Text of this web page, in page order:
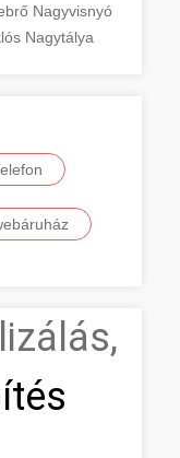
Nagyvisnyó
Nagytálya